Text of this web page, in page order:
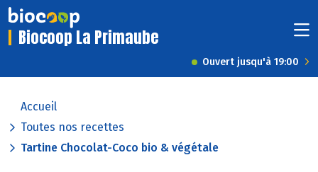
Biocoop La Primaube
Ouvert jusqu'à 19:00
Accueil
Toutes nos recettes
Tartine Chocolat-Coco bio & végétale